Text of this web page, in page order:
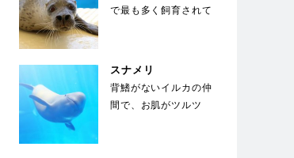
で最も多く飼育されて
スナメリ
背鰭がないイルカの仲
間で、お肌がツルツ